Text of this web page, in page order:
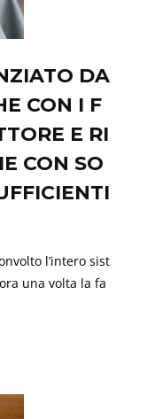
DA
CON I F
E RI
CON SO
l’intero sist
una volta la fa